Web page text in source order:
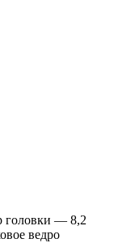
— 8,2
ведро